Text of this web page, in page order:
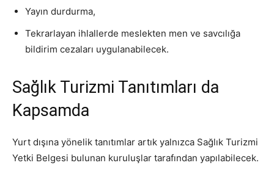
Yayın durdurma,
Tekrarlayan ihlallerde meslekten men ve savcılığa
bildirim cezaları uygulanabilecek.
Sağlık Turizmi Tanıtımları da
Kapsamda
Yurt dışına yönelik tanıtımlar artık yalnızca Sağlık Turizmi
Yetki Belgesi bulunan kuruluşlar tarafından yapılabilecek.